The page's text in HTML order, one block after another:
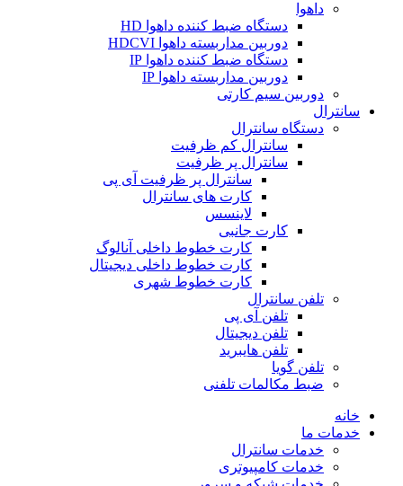
داهوا
دستگاه ضبط کننده داهوا HD
دوربین مداربسته داهوا HDCVI
دستگاه ضبط کننده داهوا IP
دوربین مداربسته داهوا IP
دوربین سیم کارتی
سانترال
دستگاه سانترال
سانترال کم ظرفیت
سانترال پر ظرفیت
سانترال پر ظرفیت آی پی
کارت های سانترال
لاینسس
کارت جانبی
کارت خطوط داخلی آنالوگ
کارت خطوط داخلی دیجیتال
کارت خطوط شهری
تلفن سانترال
تلفن آی پی
تلفن دیجیتال
تلفن هایبرید
تلفن گویا
ضبط مکالمات تلفنی
خانه
خدمات ما
خدمات سانترال
خدمات کامپیوتری